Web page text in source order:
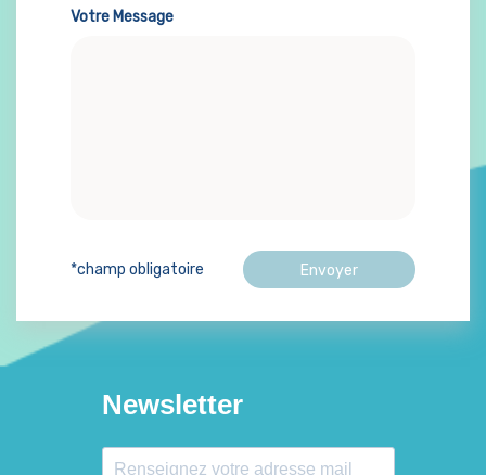
Newsletter
Votre Message
*champ obligatoire